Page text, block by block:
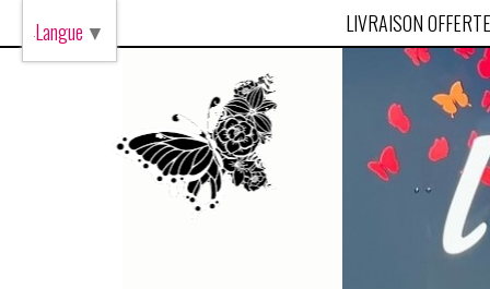
LIVRAISON
Langue ▼